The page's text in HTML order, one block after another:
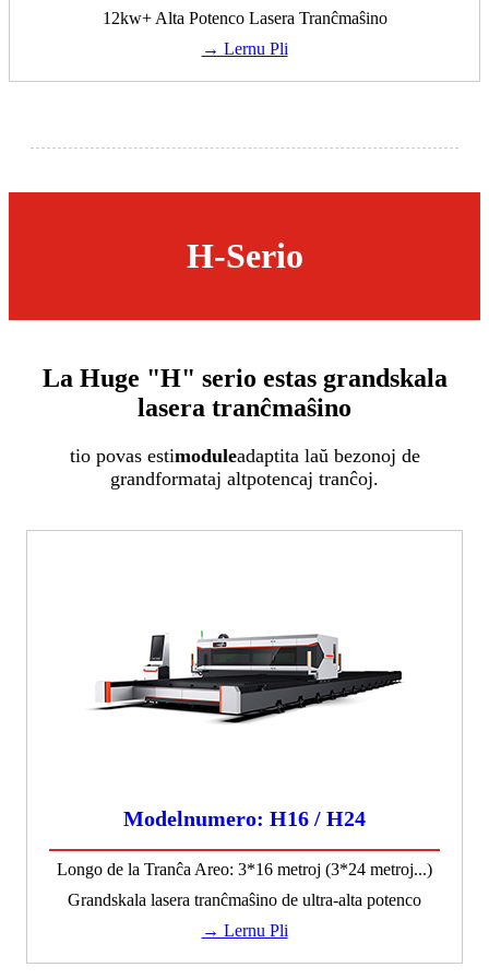
12kw+ Alta Potenco Lasera Tranĉmaŝino
→ Lernu Pli
H-Serio
La Huge "H" serio estas grandskala
lasera tranĉmaŝino
tio povas estimoduleadaptita laŭ bezonoj de
grandformataj altpotencaj tranĉoj.
Modelnumero: H16 / H24
Longo de la Tranĉa Areo: 3*16 metroj (3*24 metroj...)
Grandskala lasera tranĉmaŝino de ultra-alta potenco
→ Lernu Pli